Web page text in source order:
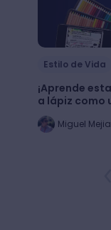
Estilo de Vida
¡Aprende
a lápiz como
Miguel